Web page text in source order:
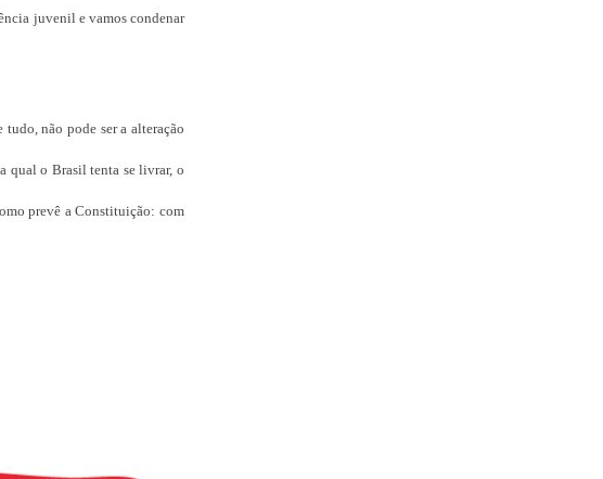
juvenil e vamos condenar
não pode ser a alteração
qual o Brasil tenta se livrar, o
prevê a Constituição: com